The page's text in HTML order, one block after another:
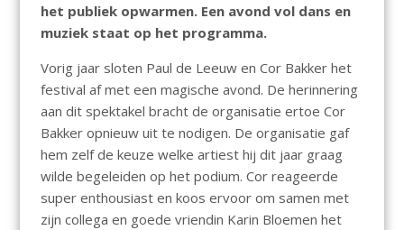
het publiek opwarmen. Een avond vol dans en
muziek staat op het programma.
Vorig jaar sloten Paul de Leeuw en Cor Bakker het
festival af met een magische avond. De herinnering
aan dit spektakel bracht de organisatie ertoe Cor
Bakker opnieuw uit te nodigen. De organisatie gaf
hem zelf de keuze welke artiest hij dit jaar graag
wilde begeleiden op het podium. Cor reageerde
super enthousiast en koos ervoor om samen met
zijn collega en goede vriendin Karin Bloemen het